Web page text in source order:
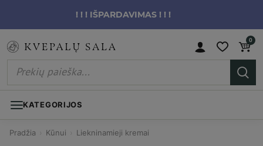
! ! ! IŠPARDAVIMAS ! ! !
0
KATEGORIJOS
Pradžia Kūnui Liekninamieji kremai